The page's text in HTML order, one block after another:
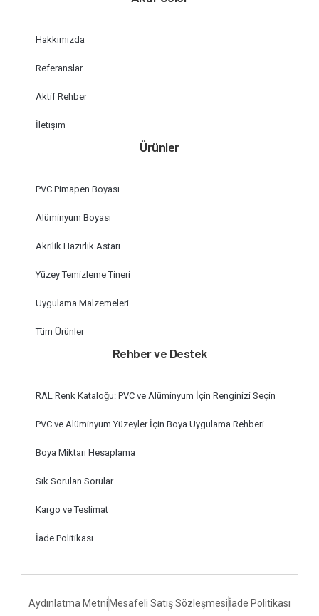
Hakkımızda
Referanslar
Aktif Rehber
İletişim
Ürünler
PVC Pimapen Boyası
Alüminyum Boyası
Akrilik Hazırlık Astarı
Yüzey Temizleme Tineri
Uygulama Malzemeleri
Tüm Ürünler
Rehber ve Destek
RAL Renk Kataloğu: PVC ve Alüminyum İçin Renginizi Seçin
PVC ve Alüminyum Yüzeyler İçin Boya Uygulama Rehberi
Boya Miktarı Hesaplama
Sık Sorulan Sorular
Kargo ve Teslimat
İade Politikası
Aydınlatma Metni Mesafeli Satış Sözleşmesiİade Politikası